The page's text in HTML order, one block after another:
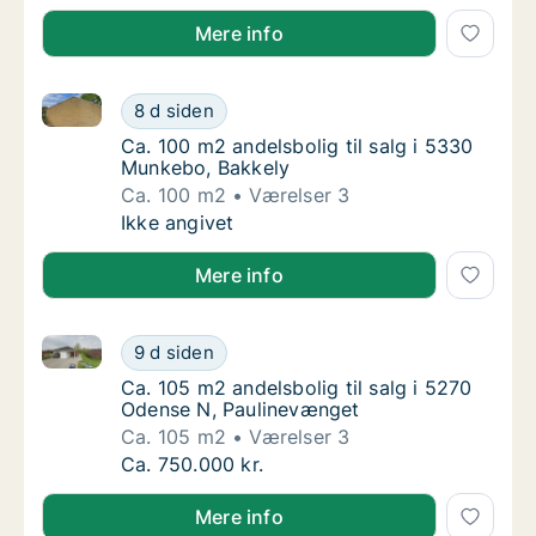
Mere info
Ca. 100 m2 andelsbolig til salg i 5330
8 d siden
Ca. 100 m2 andelsbolig til salg i 5330 Munkebo,
Ca. 100 m2 andelsbolig til salg i 5330
Ca. 100 m2 andelsbolig til salg i 5330
Munkebo, Bakkely
Ca. 100 m2
Værelser 3
Ca. 100 m2 andelsbolig til salg i 5330
Ikke angivet
Mere info
Ca. 105 m2 andelsbolig til salg i 5270
9 d siden
Ca. 105 m2 andelsbolig til salg i 5270 Odense N,
Ca. 105 m2 andelsbolig til salg i 5270
Ca. 105 m2 andelsbolig til salg i 5270
Odense N, Paulinevænget
Ca. 105 m2
Værelser 3
Ca. 105 m2 andelsbolig til salg i 5270
Ca. 750.000 kr.
Mere info